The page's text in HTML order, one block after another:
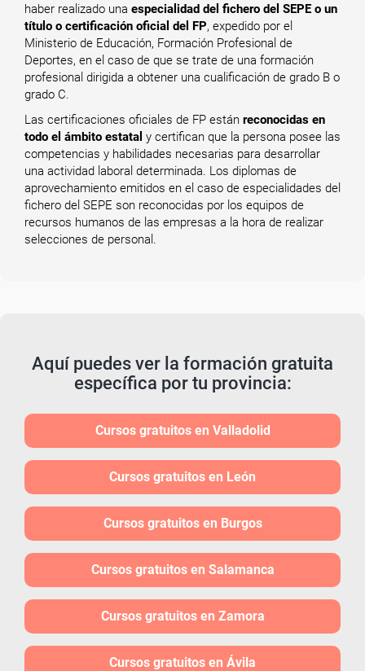
haber realizado una especialidad del fichero del SEPE o un
título o certificación oficial del FP, expedido por el
Ministerio de Educación, Formación Profesional de
Deportes, en el caso de que se trate de una formación
profesional dirigida a obtener una cualificación de grado B o
grado C.
Las certificaciones oficiales de FP están reconocidas en
todo el ámbito estatal y certifican que la persona posee las
competencias y habilidades necesarias para desarrollar
una actividad laboral determinada. Los diplomas de
aprovechamiento emitidos en el caso de especialidades del
fichero del SEPE son reconocidas por los equipos de
recursos humanos de las empresas a la hora de realizar
selecciones de personal.
Aquí puedes ver la formación gratuita
específica por tu provincia:
Cursos gratuitos en Valladolid
Cursos gratuitos en León
Cursos gratuitos en Burgos
Cursos gratuitos en Salamanca
Cursos gratuitos en Zamora
Cursos gratuitos en Ávila